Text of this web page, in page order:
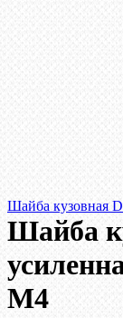
Шайба кузовная
Шайба
М4